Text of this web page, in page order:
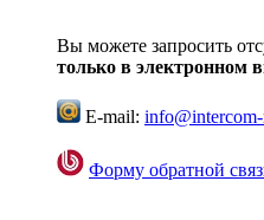
Вы можете запросить
только в электронном
E-mail:
Форму обратной